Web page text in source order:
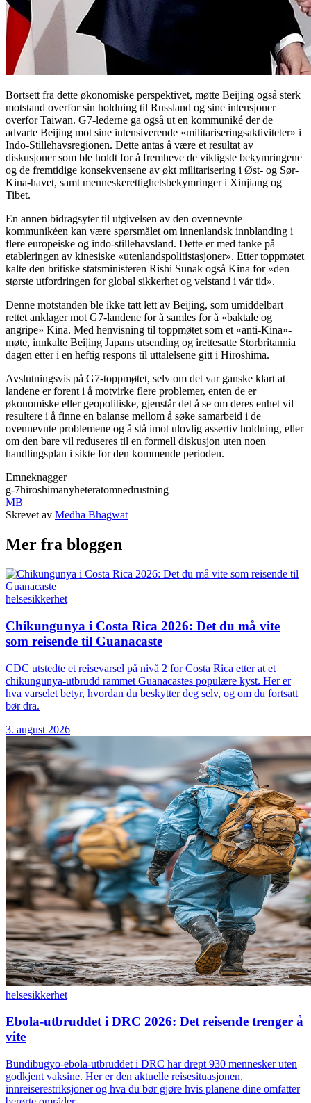
Bortsett fra dette økonomiske perspektivet, møtte Beijing også sterk
motstand overfor sin holdning til Russland og sine intensjoner
overfor Taiwan. G7-lederne ga også ut en kommuniké der de
advarte Beijing mot sine intensiverende «militariseringsaktiviteter» i
Indo-Stillehavsregionen. Dette antas å være et resultat av
diskusjoner som ble holdt for å fremheve de viktigste bekymringene
og de fremtidige konsekvensene av økt militarisering i Øst- og Sør-
Kina-havet, samt menneskerettighetsbekymringer i Xinjiang og
Tibet.
En annen bidragsyter til utgivelsen av den ovennevnte
kommunikéen kan være spørsmålet om innenlandsk innblanding i
flere europeiske og indo-stillehavsland. Dette er med tanke på
etableringen av kinesiske «utenlandspolitistasjoner». Etter toppmøtet
kalte den britiske statsministeren Rishi Sunak også Kina for «den
største utfordringen for global sikkerhet og velstand i vår tid».
Denne motstanden ble ikke tatt lett av Beijing, som umiddelbart
rettet anklager mot G7-landene for å samles for å «baktale og
angripe» Kina. Med henvisning til toppmøtet som et «anti-Kina»-
møte, innkalte Beijing Japans utsending og irettesatte Storbritannia
dagen etter i en heftig respons til uttalelsene gitt i Hiroshima.
Avslutningsvis på G7-toppmøtet, selv om det var ganske klart at
landene er forent i å motvirke flere problemer, enten de er
økonomiske eller geopolitiske, gjenstår det å se om deres enhet vil
resultere i å finne en balanse mellom å søke samarbeid i de
ovennevnte problemene og å stå imot ulovlig assertiv holdning, eller
om den bare vil reduseres til en formell diskusjon uten noen
handlingsplan i sikte for den kommende perioden.
Emneknagger
g-7hiroshimanyheteratomnedrustning
MB
Skrevet av Medha Bhagwat
Mer fra bloggen
helsesikkerhet
Chikungunya i Costa Rica 2026: Det du må vite
som reisende til Guanacaste
CDC utstedte et reisevarsel på nivå 2 for Costa Rica etter at et
chikungunya-utbrudd rammet Guanacastes populære kyst. Her er
hva varselet betyr, hvordan du beskytter deg selv, og om du fortsatt
bør dra.
3. august 2026
helsesikkerhet
Ebola-utbruddet i DRC 2026: Det reisende trenger å
vite
Bundibugyo-ebola-utbruddet i DRC har drept 930 mennesker uten
godkjent vaksine. Her er den aktuelle reisesituasjonen,
innreiserestriksjoner og hva du bør gjøre hvis planene dine omfatter